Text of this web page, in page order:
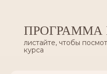
ПРОГРАММА
листайте, чтобы
курса